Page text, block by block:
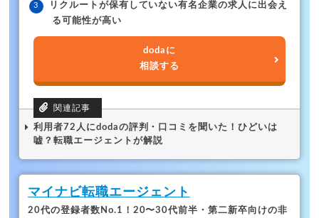
リクルートが保有していない有名企業の求人に出会え
る可能性が高い
dodaに
相談する
利用者72人にdodaの評判・口コミを聞いた！ひどいは
嘘？転職エージェントが解説
マイナビ転職エージェント
20代の登録者数No.1！ 20〜30代前半・第二新卒向けの非